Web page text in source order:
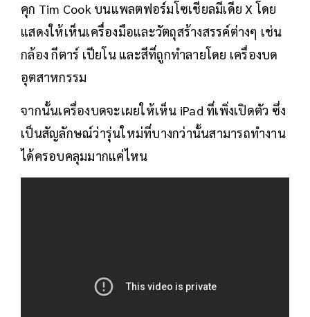
คุก Tim Cook บนแพลตฟอร์มโซเชียลมีเดีย X โดย
แสดงให้เห็นเครื่องมือและวัตถุสร้างสรรค์ต่างๆ เช่น
กล้อง กีตาร์ เปียโน และสีที่ถูกทำลายโดย เครื่องบด
อุตสาหกรรม
จากนั้นเครื่องบดจะเผยให้เห็น iPad ที่เพิ่งเปิดตัว ซึ่ง
เป็นสัญลักษณ์ว่ารุ่นใหม่ที่บางกว่านั้นสามารถทำงาน
ได้ครอบคลุมมากแค่ไหน